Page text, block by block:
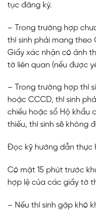
tục đăng ký.
– Trong trường hợp
thí sinh phải mang theo
Giấy xác nhận có ảnh
tờ liên quan (nếu được
– Trong trường hợp thí
hoặc CCCD, thí sinh
chiếu hoặc sổ Hộ khẩu
thiếu, thí sinh sẽ không
Đọc kỹ hướng dẫn thực
Có mặt 15 phút trước
hợp lệ của các giấy tờ
– Nếu thí sinh gặp khó